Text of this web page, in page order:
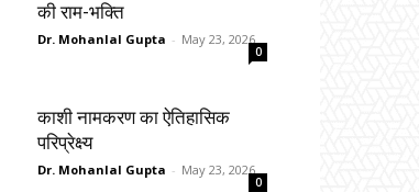
की राम-भक्ति
Dr. Mohanlal Gupta - May 23, 2026
0
काशी नामकरण का ऐतिहासिक
परिप्रेक्ष्य
Dr. Mohanlal Gupta - May 23, 2026
0